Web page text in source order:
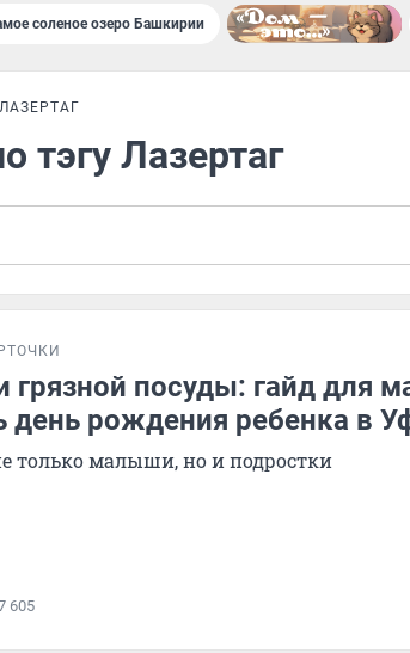
соленое озеро Башкирии
ЛАЗЕРТАГ
тэгу Лазертаг
грязной посуды: гайд для
день рождения ребенка в
только малыши, но и подростки
605